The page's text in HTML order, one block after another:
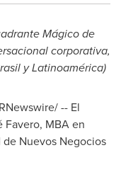
Mágico de
corporativa,
y Latinoamérica)
-- El
MBA en
Nuevos Negocios